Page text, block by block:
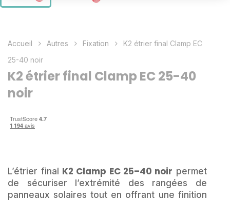
Accueil Autres Fixation
K2 étrier final Clamp EC
25-40 noir
K2 étrier final Clamp EC 25-40
noir
L’étrier final K2 Clamp EC 25–40 noir permet
de sécuriser l’extrémité des rangées de
panneaux solaires tout en offrant une finition